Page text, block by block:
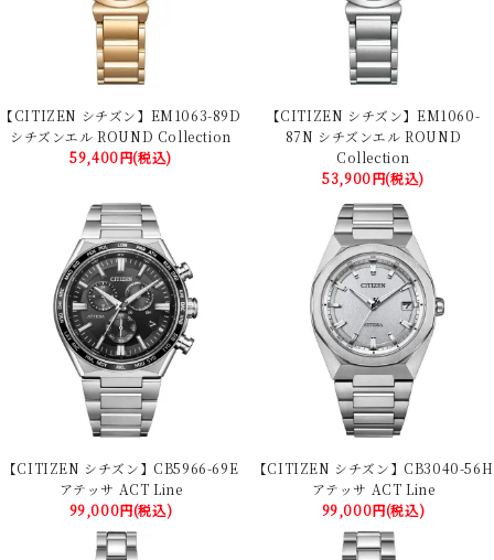
【CITIZEN シチズン】EM1063-89D
シチズンエル ROUND Collection
59,400円(税込)
【CITIZEN シチズン】EM1060-
87N シチズンエル ROUND
Collection
53,900円(税込)
【CITIZEN シチズン】CB5966-69E
アテッサ ACT Line
99,000円(税込)
【CITIZEN シチズン】CB3040-56H
アテッサ ACT Line
99,000円(税込)